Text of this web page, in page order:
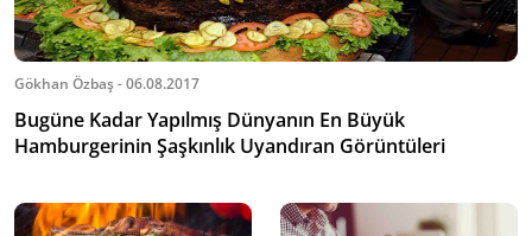
Gökhan Özbaş - 06.08.2017
Bugüne Kadar Yapılmış Dünyanın En Büyük
Hamburgerinin Şaşkınlık Uyandıran Görüntüleri